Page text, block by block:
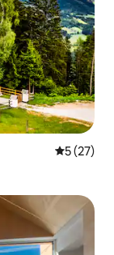
5 de uma
5 (27)